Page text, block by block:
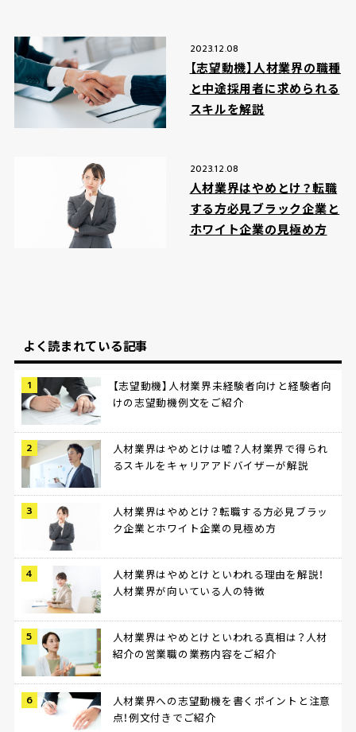
2023.12.08
【志望動機】人材業界の職種
と中途採用者に求められる
スキルを解説
2023.12.08
人材業界はやめとけ？転職
する方必見ブラック企業と
ホワイト企業の見極め方
よく読まれている記事
【志望動機】人材業界未経験者向けと経験者向
けの志望動機例文をご紹介
人材業界はやめとけは嘘？人材業界で得られ
るスキルをキャリアアドバイザーが解説
人材業界はやめとけ？転職する方必見ブラッ
ク企業とホワイト企業の見極め方
人材業界はやめとけといわれる理由を解説！
人材業界が向いている人の特徴
人材業界はやめとけといわれる真相は？人材
紹介の営業職の業務内容をご紹介
人材業界への志望動機を書くポイントと注意
点！例文付きでご紹介